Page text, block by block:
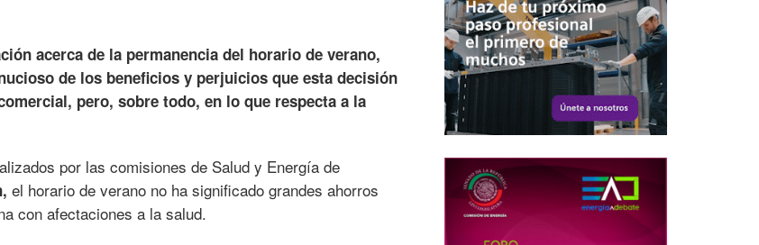
acerca de la permanencia del horario de verano,
de los beneficios y perjuicios que esta decisión
pero, sobre todo, en lo que respecta a la
por las comisiones de Salud y Energía de
el horario de verano no ha significado grandes ahorros
con afectaciones a la salud.